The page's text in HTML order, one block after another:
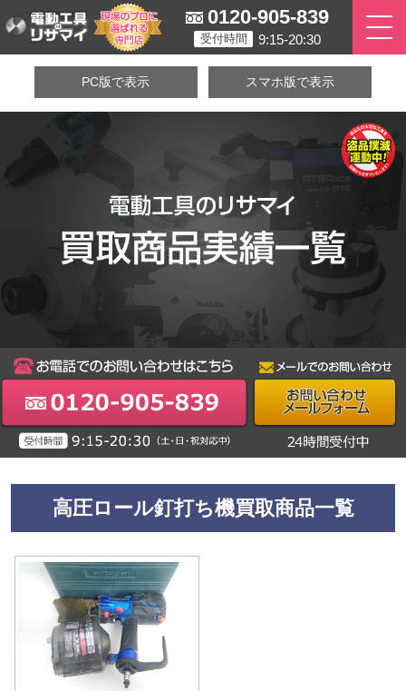
0120-905-839
受付時間 9:15-20:30
PC版で表示 スマホ版で表示
高圧ロール釘打ち機買取商品一覧